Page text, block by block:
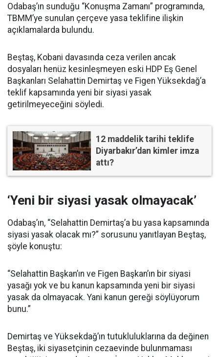
Odabaş’ın sunduğu “Konuşma Zamanı” programında,
TBMM’ye sunulan çerçeve yasa teklifine ilişkin
açıklamalarda bulundu.
Beştaş, Kobani davasında ceza verilen ancak
dosyaları henüz kesinleşmeyen eski HDP Eş Genel
Başkanları Selahattin Demirtaş ve Figen Yüksekdağ’a
teklif kapsamında yeni bir siyasi yasak
getirilmeyeceğini söyledi.
12 maddelik tarihi teklife
Diyarbakır’dan kimler imza
attı?
‘Yeni bir siyasi yasak olmayacak’
Odabaş’ın, “Selahattin Demirtaş’a bu yasa kapsamında
siyasi yasak olacak mı?” sorusunu yanıtlayan Beştaş,
şöyle konuştu:
“Selahattin Başkan’ın ve Figen Başkan’ın bir siyasi
yasağı yok ve bu kanun kapsamında yeni bir siyasi
yasak da olmayacak. Yani kanun gereği söylüyorum
bunu.”
Demirtaş ve Yüksekdağ’ın tutukluluklarına da değinen
Beştaş, iki siyasetçinin cezaevinde bulunmaması